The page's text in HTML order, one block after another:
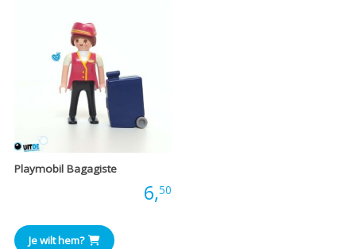
Playmobil Bagagiste
6,50
Je wilt hem?